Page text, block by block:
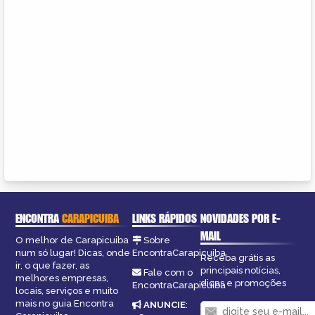
ENCONTRACARAPICUIBA
O melhor de Carapicuiba
num só lugar! Dicas, onde
ir, o que fazer, as
melhores empresas,
locais, serviços e muito
mais no guia Encontra
LINKS RÁPIDOS
Sobre
EncontraCarapicuiba
Fale com o
EncontraCarapicuiba
ANUNCIE:
NOVIDADES POR E-
MAIL
Receba grátis as
principais notícias,
dicas e promoções